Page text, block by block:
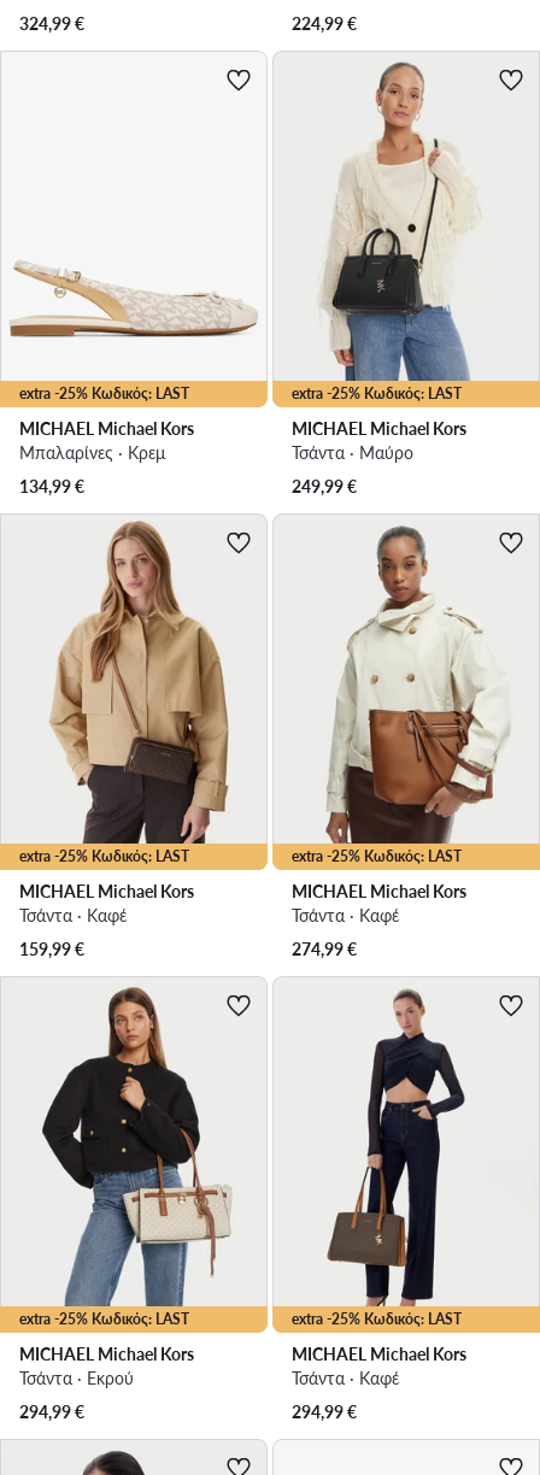
324,99€
224,99€
extra -25% Κωδικός: LAST
MICHAEL Michael Kors
Μπαλαρίνες · Κρεμ
134,99€
extra -25% Κωδικός: LAST
MICHAEL Michael Kors
Τσάντα · Μαύρο
249,99€
extra -25% Κωδικός: LAST
MICHAEL Michael Kors
Τσάντα · Καφέ
159,99€
extra -25% Κωδικός: LAST
MICHAEL Michael Kors
Τσάντα · Καφέ
274,99€
extra -25% Κωδικός: LAST
MICHAEL Michael Kors
Τσάντα · Εκρού
294,99€
extra -25% Κωδικός: LAST
MICHAEL Michael Kors
Τσάντα · Καφέ
294,99€